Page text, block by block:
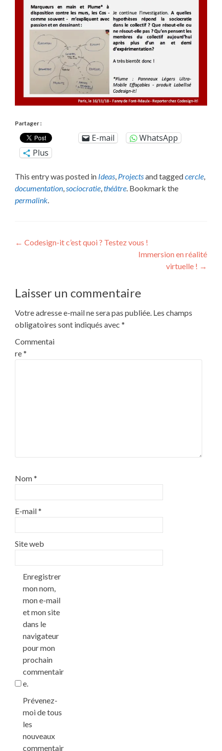
Partager :
E-mail
WhatsApp
Plus
This entry was posted in Ideas Projectsand taggedcercle
documentation sociocratie théâtre . Bookmark the
permalink
Post
← Codesign-it c’est quoi ? Testez vous !
Immersion en réalité
virtuelle ! →
Laisser un commentaire
Votre adresse e-mail ne sera pas publiée. Les champs
obligatoires sont indiqués avec *
Commentai
re*
Nom*
E-mail*
Site web
Enregistrer
mon nom,
mon e-mail
et mon site
dans le
navigateur
pour mon
prochain
commentair
e.
Prévenez-
moi de tous
les
nouveaux
commentair